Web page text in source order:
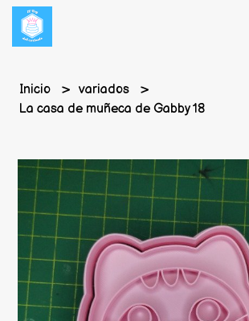
Inicio
variados
La casa de muñeca de Gabby 18